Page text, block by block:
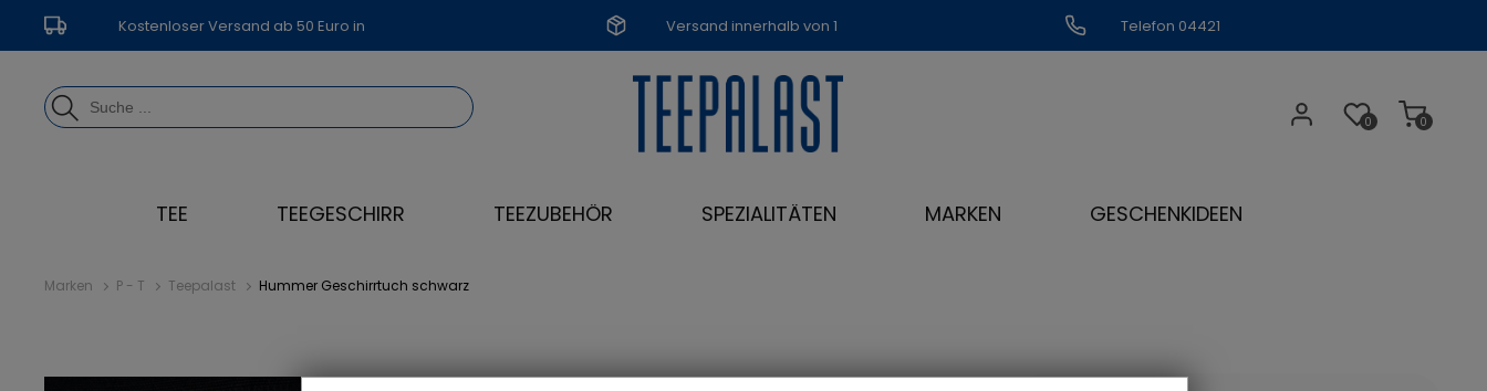
Kostenloser Versand ab 50 Euro in Versand innerhalb von 1
Werktag
Telefon 04421
0
0
TEE TEEGESCHIRR TEEZUBEHÖR SPEZIALITÄTEN MARKEN GESCHENKIDEEN
Marken P - T Teepalast Hummer Geschirrtuch schwarz